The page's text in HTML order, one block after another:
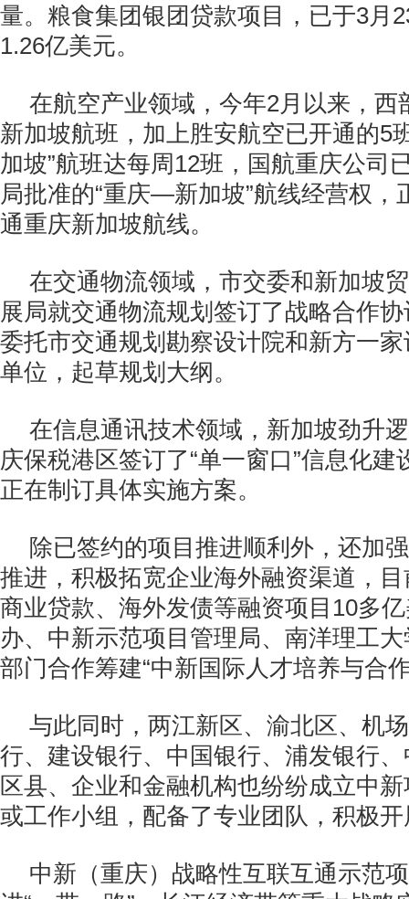
量。粮食集团银团贷款项目，已于3月
1.26亿美元。
在航空产业领域，今年2月以来，西
新加坡航班，加上胜安航空已开通的5
加坡”航班达每周 12班，国航重庆公司
局批准的“重庆—新加坡”航线经营权，
通重庆新加坡航线。
在交通物流领域，市交委和新加坡
展局就交通物流规划签订了战略合作
委托市交通规划勘察设计院和新方一
单位，起草规划大纲。
在信息通讯技术领域，新加坡劲升
庆保税港区签订了“单一窗口”信息化
正在制订具体实施方案。
除已签约的项目推进顺利外，还加
推进，积极拓宽企业海外融资渠道，
商业贷款、海外发债等融资项目 10多
办、中新示范项目管理局、南洋理工
部门合作筹建“中新国际人才培养与合
与此同时，两江新区、渝北区、机
行、建设银行、中国银行、浦发银行
区县、企业和金融机构也纷纷成立中
或工作小组，配备了专业团队，积极
中新（重庆）战略性互联互通示范